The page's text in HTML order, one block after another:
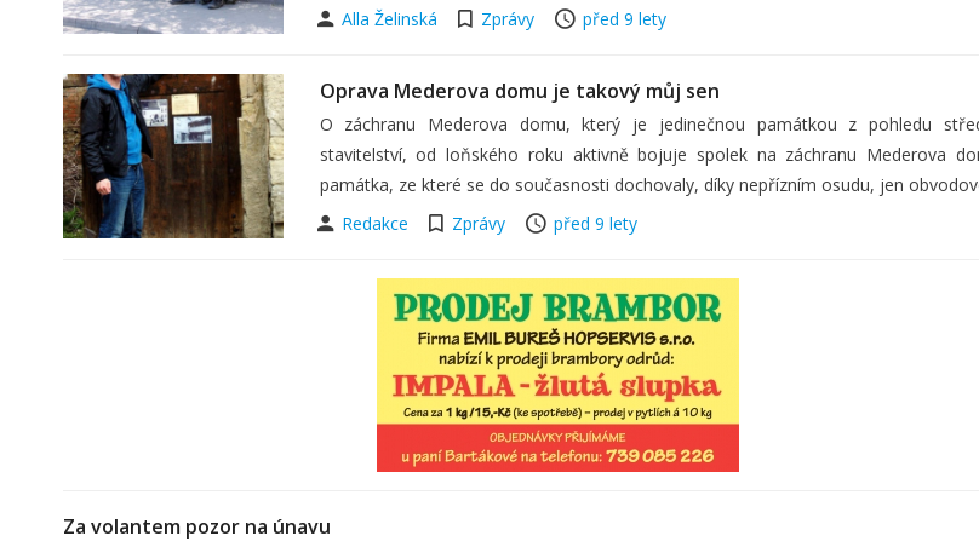
Alla Želinská
Zprávy před 9 lety
Oprava Mederova domu je takový můj sen
O záchranu Mederova domu, který je jedinečnou památkou z pohledu
stavitelství, od loňského roku aktivně bojuje spolek na záchranu Mederova
památka, ze které se do současnosti dochovaly, díky nepřízním osudu, jen
Redakce
Zprávy před 9 lety
Za volantem pozor na únavu